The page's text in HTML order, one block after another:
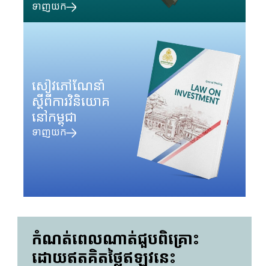
ទាញយក
សៀវភៅណែនាំ
ស្តីពីការវិនិយោគ
នៅកម្ពុជា
ទាញយក
កំណត់ពេលណាត់ជួបពិគ្រោះ
ដោយឥតគិតថ្លៃឥឡូវនេះ